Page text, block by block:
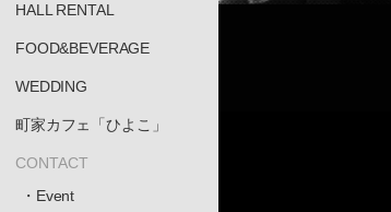
HALL RENTAL
FOOD&BEVERAGE
WEDDING
町家カフェ「ひよこ」
CONTACT
・Event